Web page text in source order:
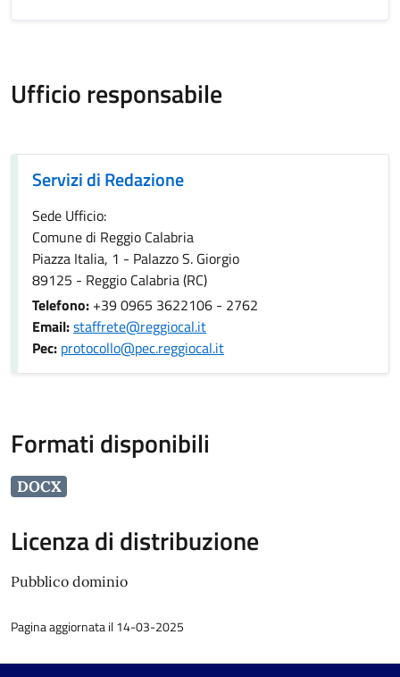
Ufficio responsabile
Servizi di Redazione
Sede Ufficio:
Comune di Reggio Calabria
Piazza Italia, 1 - Palazzo S. Giorgio
89125 - Reggio Calabria (RC)
Telefono: +39 0965 3622106 - 2762
Email:staffrete@reggiocal.it
Pec: protocollo@pec.reggiocal.it
Formati disponibili
DOCX
Licenza di distribuzione
Pubblico dominio
Pagina aggiornata il 14-03-2025